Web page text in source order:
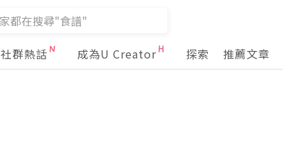
社群熱話 成為U Creator 探索 推薦文章